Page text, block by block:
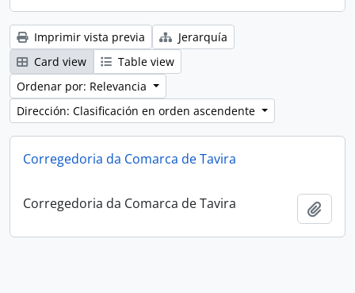
Imprimir vista previa
Jerarquía
Card view
Table view
Ordenar por: Relevancia
Dirección: Clasificación en orden ascendente
Corregedoria da Comarca de Tavira
Corregedoria da Comarca de Tavira